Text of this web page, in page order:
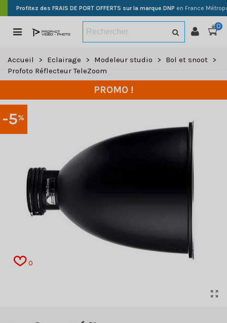
Profitez des FRAIS DE PORT OFFERTS sur la marque DNP en France
0
Accueil > Eclairage > Modeleur studio > Bol et snoot >
Profoto Réflecteur TeleZoom
-5%
PROMO !
0